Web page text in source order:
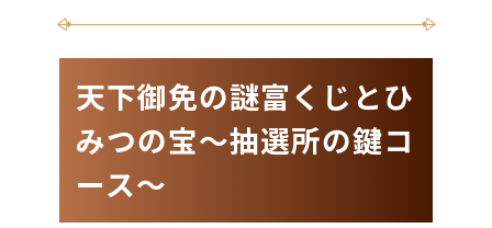
天下御免の謎富くじとひ
みつの宝〜抽選所の鍵コ
ース〜